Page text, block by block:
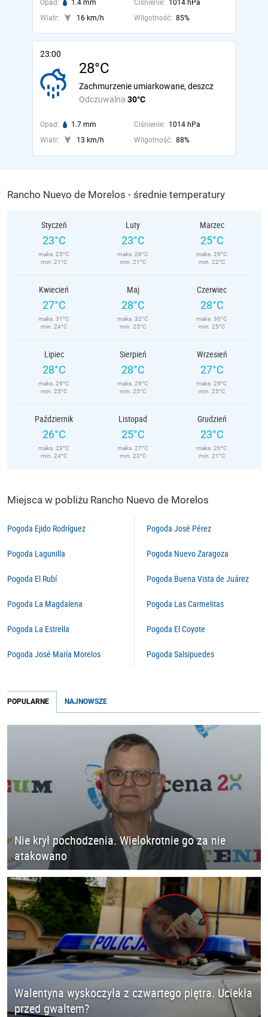
Opad: 1.4 mm Ciśnienie: 1014 hPa
Wiatr:
16 km/h Wilgotność: 85%
23:00
28°C
Odczuwalna 30°C
Zachmurzenie umiarkowane, deszcz
Opad: 1.7 mm Ciśnienie: 1014 hPa
Wiatr:
13 km/h Wilgotność: 88%
Rancho Nuevo de Morelos - średnie temperatury
Styczeń
23°C
maks. 25°C
min. 21°C
Luty
23°C
maks. 26°C
min. 21°C
Marzec
25°C
maks. 29°C
min. 22°C
Kwiecień
27°C
maks. 31°C
min. 24°C
Maj
28°C
maks. 32°C
min. 25°C
Czerwiec
28°C
maks. 30°C
min. 25°C
Lipiec
28°C
maks. 29°C
min. 25°C
Sierpień
28°C
maks. 29°C
min. 25°C
Wrzesień
27°C
maks. 29°C
min. 25°C
Październik
26°C
maks. 28°C
min. 24°C
Listopad
25°C
maks. 27°C
min. 23°C
Grudzień
23°C
maks. 26°C
min. 21°C
Miejsca w pobliżu Rancho Nuevo de Morelos
Pogoda Ejido Rodríguez
Pogoda Lagunilla
Pogoda El Rubí
Pogoda La Magdalena
Pogoda La Estrella
Pogoda José María Morelos
Pogoda José Pérez
Pogoda Nuevo Zaragoza
Pogoda Buena Vista de Juárez
Pogoda Las Carmelitas
Pogoda El Coyote
Pogoda Salsipuedes
POPULARNE NAJNOWSZE
Nie krył pochodzenia. Wielokrotnie go za nie
atakowano
Walentyna wyskoczyła z czwartego piętra. Uciekła
przed gwałtem?